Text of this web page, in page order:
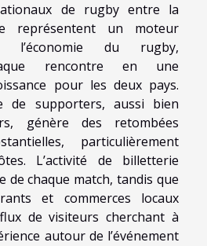
de rugby entre la
représentent un moteur
l’économie du rugby,
rencontre en une
pour les deux pays.
de supporters, aussi bien
génère des retombées
particulièrement
L’activité de billetterie
de chaque match, tandis que
et commerces locaux
de visiteurs cherchant à
autour de l’événement